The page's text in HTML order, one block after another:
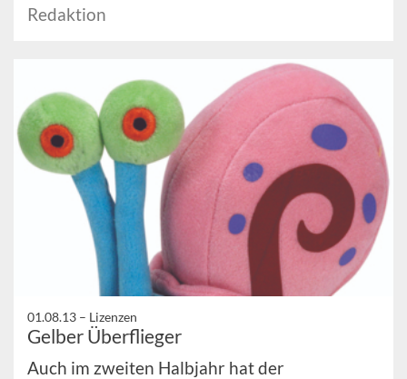
Redaktion
01.08.13 – Lizenzen
Gelber Überflieger
Auch im zweiten Halbjahr hat der